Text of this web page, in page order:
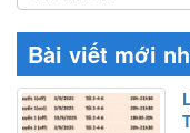
Bài viết mới